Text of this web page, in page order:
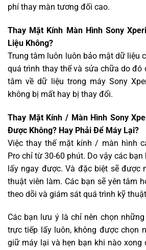
phí thay màn tương đối cao.
Thay Mặt Kính Màn Hình Sony
Liệu Không?
Trung tâm luôn luôn bảo mật dữ liệu
quá trình thay thế và sửa chữa do đó
tâm về dữ liệu trong máy Sony
không bị mất hay bị thay đổi.
Thay Mặt Kính / Màn Hình Sony
Được Không? Hay Phải Để Máy Lại?
Việc thay thế mặt kính / màn hình
Pro chỉ từ 30-60 phút. Do vậy các
lấy ngay được. Và đặc biệt sẽ được
thuật viên làm. Các bạn sẽ yên tâm
theo dõi và giám sát quá trình kỹ
Các bạn lưu ý là chỉ nên chọn
trực tiếp lấy luôn, không được chọn
giữ máy lại và hẹn bạn khi nào xong